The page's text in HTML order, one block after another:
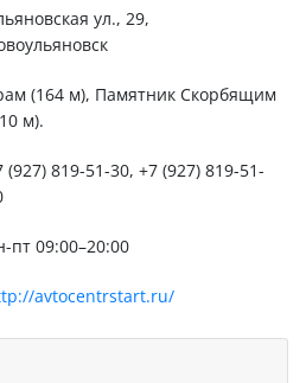
ул., 29,
(164 м), Памятник Скорбящим
м).
(927) 819-51-30, +7 (927) 819-51-
пт 09:00–20:00
avtocentrstart.ru/